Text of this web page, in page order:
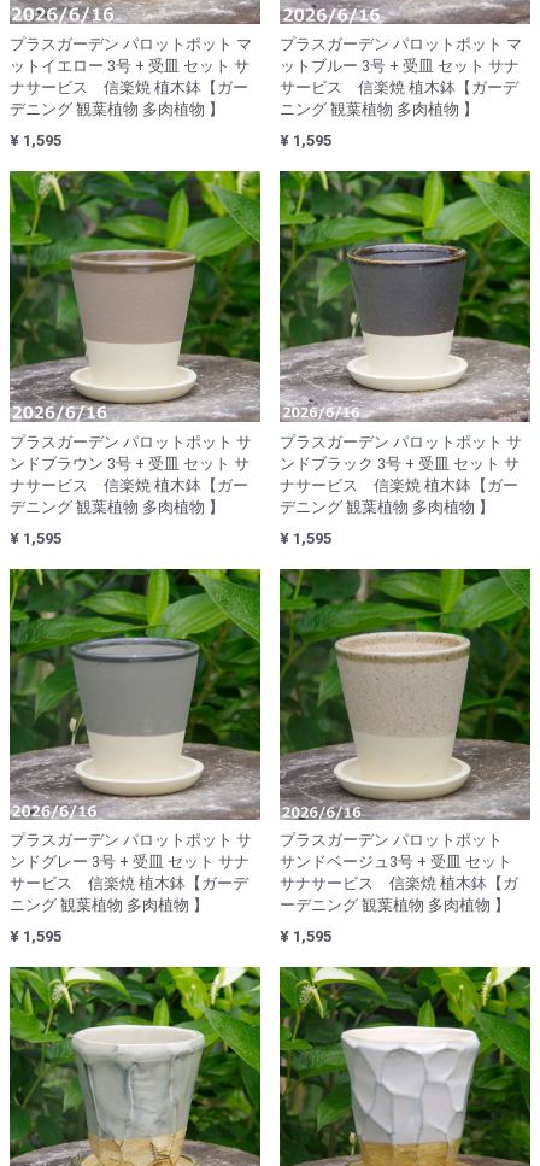
プラスガーデン パロットポット マ
ットイエロー 3号 + 受皿 セット サ
ナサービス 信楽焼 植木鉢【ガー
デニング 観葉植物 多肉植物 】
¥ 1,595
プラスガーデン パロットポット マ
ットブルー 3号 + 受皿 セット サナ
サービス 信楽焼 植木鉢【ガーデ
ニング 観葉植物 多肉植物 】
¥ 1,595
プラスガーデン パロットポット サ
ンドブラウン 3号 + 受皿 セット サ
ナサービス 信楽焼 植木鉢【ガー
デニング 観葉植物 多肉植物 】
¥ 1,595
プラスガーデン パロットポット サ
ンドブラック 3号 + 受皿 セット サ
ナサービス 信楽焼 植木鉢【ガー
デニング 観葉植物 多肉植物 】
¥ 1,595
プラスガーデン パロットポット サ
ンドグレー 3号 + 受皿 セット サナ
サービス 信楽焼 植木鉢【ガーデ
ニング 観葉植物 多肉植物 】
¥ 1,595
プラスガーデン パロットポット
サンドベージュ3号 + 受皿 セット
サナサービス 信楽焼 植木鉢【ガ
ーデニング 観葉植物 多肉植物 】
¥ 1,595